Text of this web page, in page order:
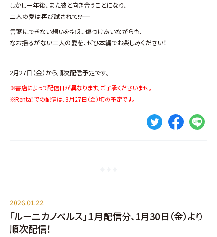
しかし一年後、また彼と向き合うことになり、
二人の愛は再び試されて――!?
言葉にできない想いを抱え、傷つけあいながらも、
なお揺るがない二人の愛を、ぜひ本編でお楽しみください！
2月27日（金）から順次配信予定です。
※書店によって配信日が異なります。ご了承くださいませ。
※Renta！での配信は、3月27日（金）頃の予定です。
2026.01.22
「ルーニカノベルス」１月配信分、1月30日（金）より
順次配信！